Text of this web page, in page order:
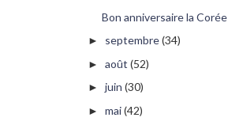
Bon anniversaire la Corée
► septembre(34)
► août (52)
► juin (30)
► mai(42)